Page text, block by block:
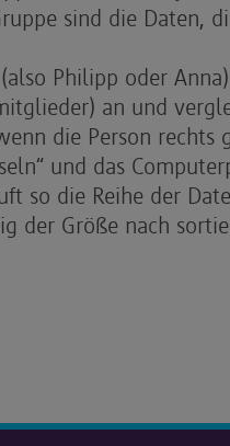
sind die Daten,
Philipp oder
an und
die Person rechts
und das
so die Reihe der
der Größe nach